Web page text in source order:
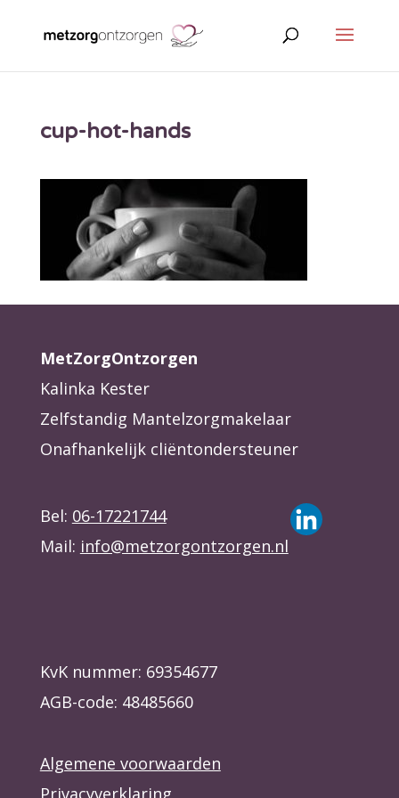
cup-hot-hands
MetZorgOntzorgen
Kalinka Kester
Zelfstandig Mantelzorgmakelaar
Onafhankelijk cliëntondersteuner
Bel: 06-17221744
Mail: info@metzorgontzorgen.nl
KvK nummer: 69354677
AGB-code: 48485660
Algemene voorwaarden
Privacyverklaring